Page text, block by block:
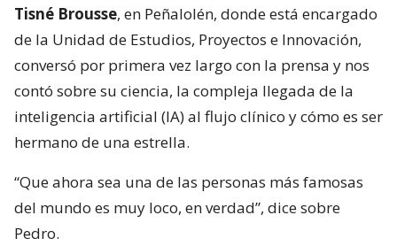
Tisné Brousse, en Peñalolén, donde está encargado
de la Unidad de Estudios, Proyectos e Innovación,
conversó por primera vez largo con la prensa y nos
contó sobre su ciencia, la compleja llegada de la
inteligencia artificial (IA) al flujo clínico y cómo es ser
hermano de una estrella.
“Que ahora sea una de las personas más famosas
del mundo es muy loco, en verdad”, dice sobre
Pedro.